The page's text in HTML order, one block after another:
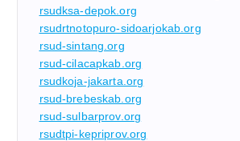
rsudksa-depok.org
rsudrtnotopuro-sidoarjokab.org
rsud-sintang.org
rsud-cilacapkab.org
rsudkoja-jakarta.org
rsud-brebeskab.org
rsud-sulbarprov.org
rsudtpi-kepriprov.org